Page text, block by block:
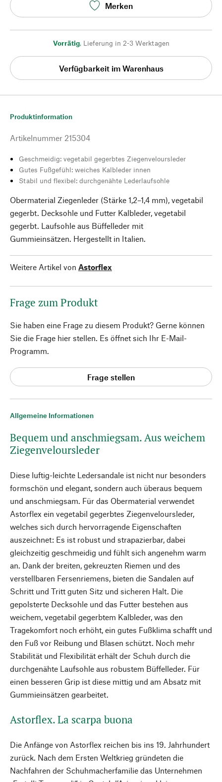
Merken
Vorrätig, Lieferung in 2-3 Werktagen
Verfügbarkeit im Warenhaus
Allgemeine Informationen
Bequem und anschmiegsam. Aus weichem
Ziegenveloursleder
Diese luftig-leichte Ledersandale ist nicht nur besonders
formschön und elegant, sondern auch überaus bequem
und anschmiegsam. Für das Obermaterial verwendet
Astorflex ein vegetabil gegerbtes Ziegenveloursleder,
welches sich durch hervorragende Eigenschaften
auszeichnet: Es ist robust und strapazierbar, dabei
gleichzeitig geschmeidig und fühlt sich angenehm warm
an. Dank der breiten, gekreuzten Riemen und des
verstellbaren Fersenriemens, bieten die Sandalen auf
Schritt und Tritt guten Sitz und sicheren Halt. Die
gepolsterte Decksohle und das Futter bestehen aus
weichem, vegetabil gegerbtem Kalbleder, was den
Tragekomfort noch erhöht, ein gutes Fußklima schafft und
den Fuß vor Reibung und Blasen schützt. Noch mehr
Stabilität und Flexibilität erhält der Schuh durch die
durchgenähte Laufsohle aus robustem Büffelleder. Für
einen besseren Grip ist diese mittig und am Absatz mit
Gummieinsätzen gearbeitet.
Astorflex. La scarpa buona
Die Anfänge von Astorflex reichen bis ins 19. Jahrhundert
zurück. Nach dem Ersten Weltkrieg gründeten die
Nachfahren der Schuhmacher­familie das Unternehmen
Produktinformation
Artikelnummer 215304
Geschmeidig: vegetabil gegerbtes Ziegenveloursleder
Gutes Fußgefühl: weiches Kalbleder innen
Stabil und flexibel: durchgenähte Lederlaufsohle
Obermaterial Ziegenleder (Stärke 1,2–1,4 mm), vegetabil
gegerbt. Decksohle und Futter Kalbleder, vegetabil
gegerbt. Laufsohle aus Büffelleder mit
Gummieinsätzen. Hergestellt in Italien.
Weitere Artikel von Astorflex
Frage zum Produkt
Sie haben eine Frage zu diesem Produkt? Gerne können
Sie die Frage hier stellen. Es öffnet sich Ihr E-Mail-
Programm.
Frage stellen